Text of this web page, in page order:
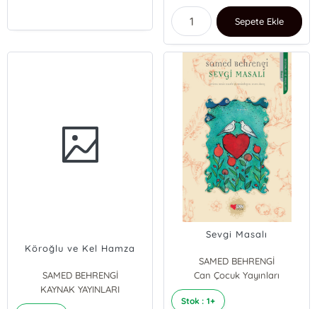
Sepete Ekle
Köroğlu ve Kel Hamza
SAMED BEHRENGİ
KAYNAK YAYINLARI
Sevgi Masalı
SAMED BEHRENGİ
Can Çocuk Yayınları
Stok : 1+